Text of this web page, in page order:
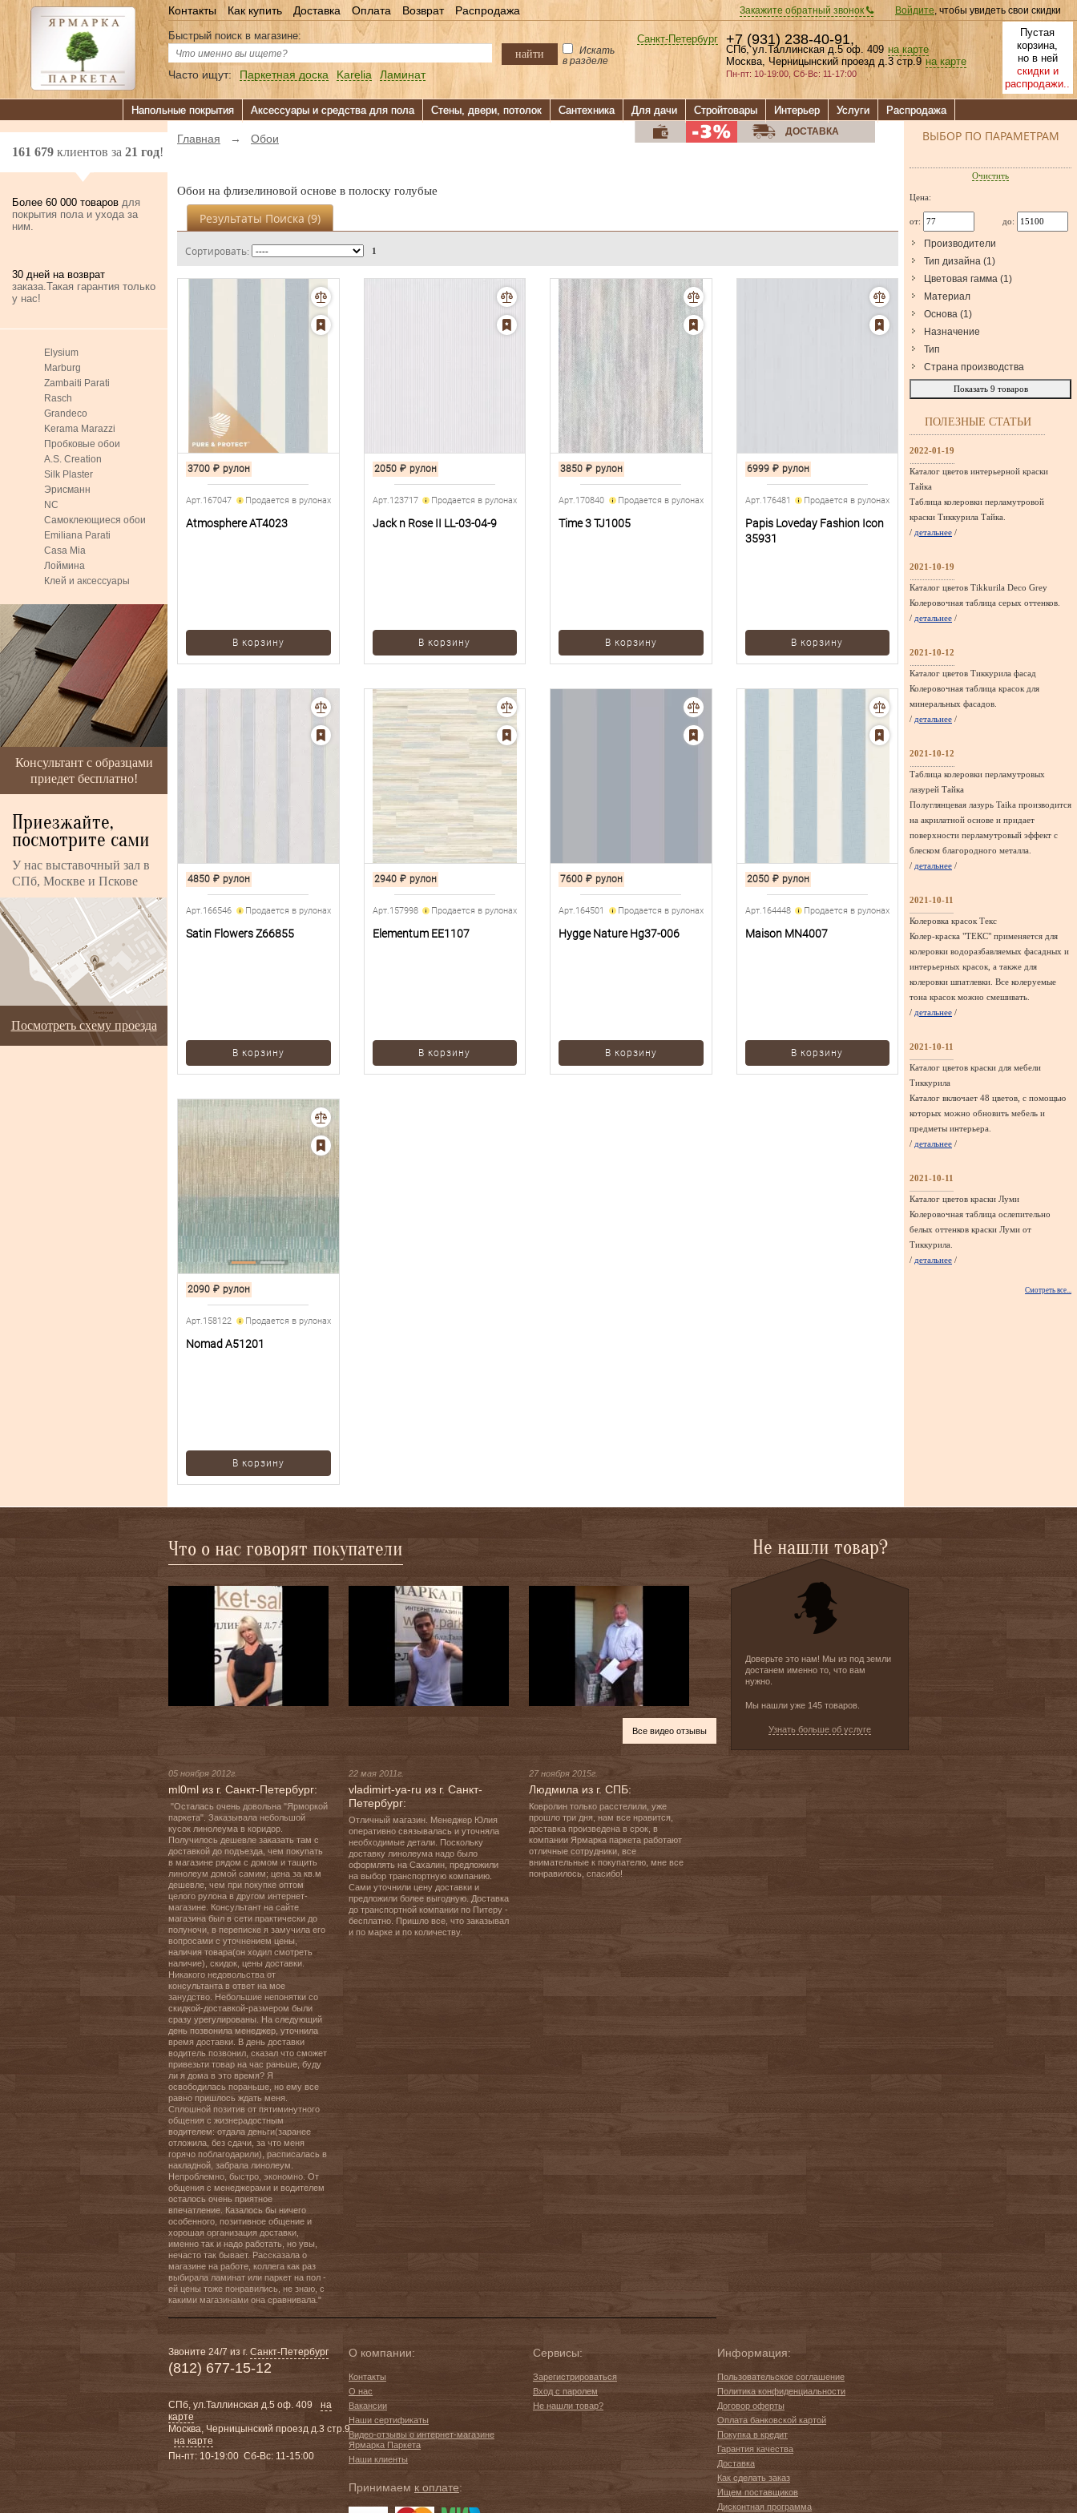
Закажите обратный звонок Войдите, чтобы увидеть свои скидки
Контакты Как купить Доставка Оплата Возврат Распродажа
Пустая
корзина,
но в ней
скидки и
распродажи..
Санкт-Петербург +7 (931) 238-40-91,
СПб, ул.Таллинская д.5 оф. 409 на карте
Москва, Черницынский проезд д.3 стр.9 на карте
Пн-пт: 10-19:00, Сб-Вс: 11-17:00
Быстрый поиск в магазине:
найти
Искать
в разделе
Часто ищут: Паркетная доска Karelia Ламинат
Напольные покрытия Аксессуары и средства для пола Стены, двери, потолок Сантехника Для дачи Стройтовары Интерьер Услуги Распродажа
161 679 клиентов за 21 год!
Более 60 000 товаров для
покрытия пола и ухода за
ним.
30 дней на возврат
заказа.Такая гарантия только
у нас!
Elysium
Marburg
Zambaiti Parati
Rasch
Grandeco
Kerama Marazzi
Пробковые обои
A.S. Creation
Silk Plaster
Эрисманн
NC
Самоклеющиеся обои
Emiliana Parati
Casa Mia
Лоймина
Клей и аксессуары
Консультант с образцами
приедет бесплатно!
Приезжайте,
посмотрите сами
У нас выставочный зал в
СПб, Москве и Пскове
Посмотреть схему проезда
Главная → Обои
ДОСТАВКА
Обои на флизелиновой основе в полоску голубые
Результаты Поиска (9)
Сортировать: 1
3700 ₽ рулон
Арт.167047 Продается в рулонах
Atmosphere AT4023
В корзину
2050 ₽ рулон
Арт.123717 Продается в рулонах
Jack n Rose II LL-03-04-9
В корзину
3850 ₽ рулон
Арт.170840 Продается в рулонах
Time 3 TJ1005
В корзину
6999 ₽ рулон
Арт.176481 Продается в рулонах
Papis Loveday Fashion Icon
35931
В корзину
4850 ₽ рулон
Арт.166546 Продается в рулонах
Satin Flowers Z66855
В корзину
2940 ₽ рулон
Арт.157998 Продается в рулонах
Elementum EE1107
В корзину
7600 ₽ рулон
Арт.164501 Продается в рулонах
Hygge Nature Hg37-006
В корзину
2050 ₽ рулон
Арт.164448 Продается в рулонах
Maison MN4007
В корзину
2090 ₽ рулон
Арт.158122 Продается в рулонах
Nomad A51201
В корзину
ВЫБОР ПО ПАРАМЕТРАМ
Очистить
Цена:
от: до:
Производители
Тип дизайна (1)
Цветовая гамма (1)
Материал
Основа (1)
Назначение
Тип
Страна производства
Показать 9 товаров
ПОЛЕЗНЫЕ СТАТЬИ
2022-01-19
Каталог цветов интерьерной краски
Тайка
Таблица колеровки перламутровой
краски Тиккурила Тайка.
/ детальнее /
2021-10-19
Каталог цветов Tikkurila Deco Grey
Колеровочная таблица серых оттенков.
/ детальнее /
2021-10-12
Каталог цветов Тиккурила фасад
Колеровочная таблица красок для
минеральных фасадов.
/ детальнее /
2021-10-12
Таблица колеровки перламутровых
лазурей Тайка
Полуглянцевая лазурь Taika производится
на акрилатной основе и придает
поверхности перламутровый эффект с
блеском благородного металла.
/ детальнее /
2021-10-11
Колеровка красок Текс
Колер-краска "ТЕКС" применяется для
колеровки водоразбавляемых фасадных и
интерьерных красок, а также для
колеровки шпатлевки. Все колеруемые
тона красок можно смешивать.
/ детальнее /
2021-10-11
Каталог цветов краски для мебели
Тиккурила
Каталог включает 48 цветов, с помощью
которых можно обновить мебель и
предметы интерьера.
/ детальнее /
2021-10-11
Каталог цветов краски Луми
Колеровочная таблица ослепительно
белых оттенков краски Луми от
Тиккурила.
/ детальнее /
Смотреть все...
Что о нас говорят покупатели
Все видео отзывы
05 ноября 2012г.
ml0ml из г. Санкт-Петербург:
паркета". Заказывала небольшой
кусок линолеума в коридор.
Получилось дешевле заказать там с
доставкой до подъезда, чем покупать
в магазине рядом с домом и тащить
линолеум домой самим; цена за кв.м
дешевле, чем при покупке оптом
целого рулона в другом интернет-
магазине. Консультант на сайте
магазина был в сети практически до
полуночи, в переписке я замучила его
вопросами с уточнением цены,
наличия товара(он ходил смотреть
наличие), скидок, цены доставки.
Никакого недовольства от
консультанта в ответ на мое
занудство. Небольшие непонятки со
скидкой-доставкой-размером были
сразу урегулированы. На следующий
день позвонила менеджер, уточнила
время доставки. В день доставки
водитель позвонил, сказал что сможет
привезьти товар на час раньше, буду
ли я дома в это время? Я
освободилась пораньше, но ему все
равно пришлось ждать меня.
Сплошной позитив от пятиминутного
общения с жизнерадостным
водителем: отдала деньги(заранее
отложила, без сдачи, за что меня
горячо поблагодарили), расписалась в
накладной, забрала линолеум.
Непроблемно, быстро, экономно. От
общения с менеджерами и водителем
осталось очень приятное
впечатление. Казалось бы ничего
особенного, позитивное общение и
хорошая организация доставки,
именно так и надо работать, но увы,
нечасто так бывает. Рассказала о
магазине на работе, коллега как раз
выбирала ламинат или паркет на пол -
ей цены тоже понравились, не знаю, с
какими магазинами она сравнивала."
22 мая 2011г.
vladimirt-ya-ru из г. Санкт-
Петербург:
Отличный магазин. Менеджер Юлия
оперативно связывалась и уточняла
необходимые детали. Поскольку
доставку линолеума надо было
оформлять на Сахалин, предложили
на выбор транспортную компанию.
Сами уточнили цену доставки и
предложили более выгодную. Доставка
до транспортной компании по Питеру -
бесплатно. Пришло все, что заказывал
и по марке и по количеству.
27 ноября 2015г.
Людмила из г. СПБ:
Ковролин только расстелили, уже
прошло три дня, нам все нравится,
доставка произведена в срок, в
компании Ярмарка паркета работают
отличные сотрудники, все
внимательные к покупателю, мне все
понравилось, спасибо!
Не нашли товар?
Доверьте это нам! Мы из под земли
достанем именно то, что вам
нужно.
Мы нашли уже 145 товаров.
Узнать больше об услуге
Звоните 24/7 из г. Санкт-Петербург
(812) 677-15-12
СПб, ул.Таллинская д.5 оф. 409
на
карте
Москва, Черницынский проезд д.3 стр.9
на карте
Пн-пт: 10-19:00 Сб-Вс: 11-15:00
О компании:
Контакты
О нас
Вакансии
Наши сертификаты
Видео-отзывы о интернет-магазине
Ярмарка Паркета
Наши клиенты
Принимаем к оплате:
Сервисы:
Зарегистрироваться
Вход с паролем
Не нашли товар?
Информация:
Пользовательское соглашение
Политика конфиденциальности
Договор оферты
Оплата банковской картой
Покупка в кредит
Гарантия качества
Доставка
Как сделать заказ
Ищем поставщиков
Дисконтная программа